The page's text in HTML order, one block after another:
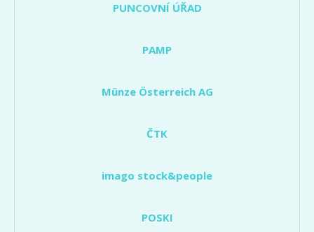
PUNCOVNÍ ÚŘAD
PAMP
Münze Österreich AG
ČTK
imago stock&people
POSKI